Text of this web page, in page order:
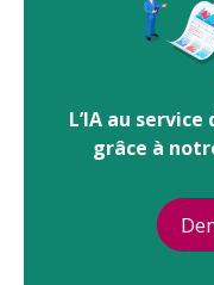
L’IA au
grâce à